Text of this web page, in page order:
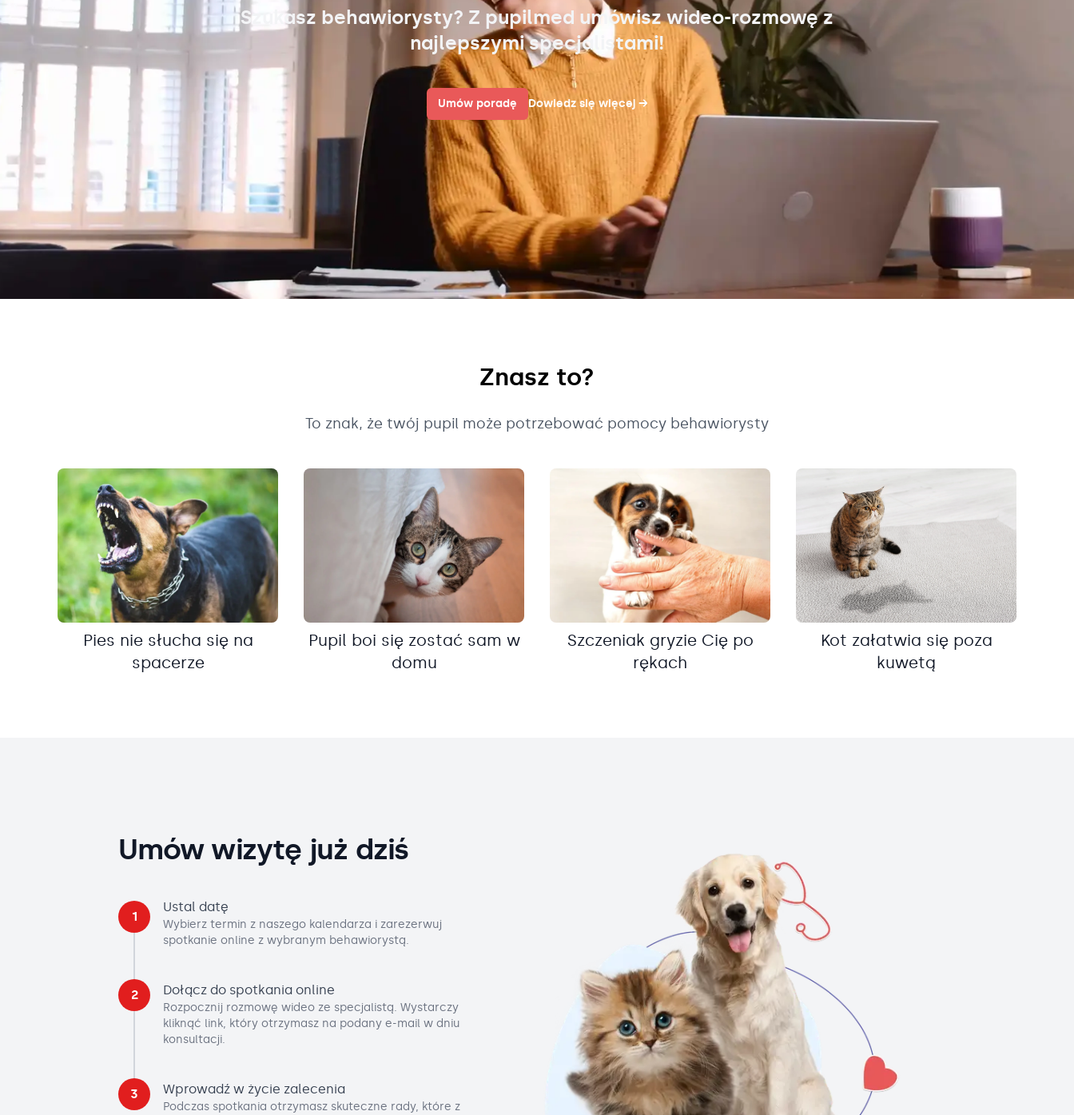
Szukasz behawiorysty? Z pupilmed umówisz wideo-rozmowę z
najlepszymi specjalistami!
Umów poradę Dowiedz się więcej →
Znasz to?
To znak, że twój pupil może potrzebować pomocy behawiorysty
Pies nie słucha się na
spacerze
Pupil boi się zostać sam w
domu
Szczeniak gryzie Cię po
rękach
Kot załatwia się poza
kuwetą
Umów wizytę już dziś
1
Ustal datę
Wybierz termin z naszego kalendarza i zarezerwuj
spotkanie online z wybranym behawiorystą.
2 Dołącz do spotkania online
Rozpocznij rozmowę wideo ze specjalistą. Wystarczy
kliknąć link, który otrzymasz na podany e-mail w dniu
konsultacji.
3 Wprowadź w życie zalecenia
Podczas spotkania otrzymasz skuteczne rady, które z